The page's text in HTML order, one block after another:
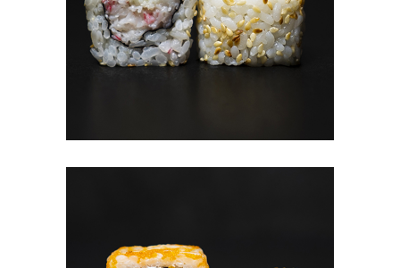
#1 CALIFORNIA (8TK)
В КОРЗИНУ